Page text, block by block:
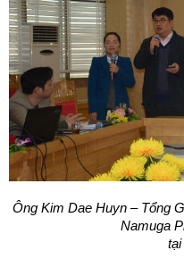
Ông Kim Dae Huyn – Tổng
Namuga
tại